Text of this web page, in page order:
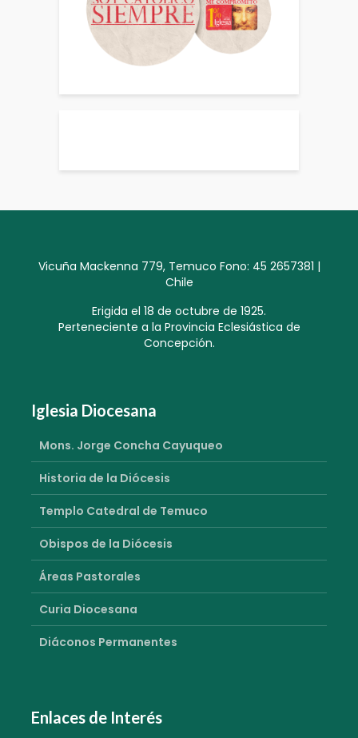
Vicuña Mackenna 779, Temuco Fono: 45 2657381 |
Chile
Erigida el 18 de octubre de 1925.
Perteneciente a la Provincia Eclesiástica de
Concepción.
Iglesia Diocesana
Mons. Jorge Concha Cayuqueo
Historia de la Diócesis
Templo Catedral de Temuco
Obispos de la Diócesis
Áreas Pastorales
Curia Diocesana
Diáconos Permanentes
Enlaces de Interés